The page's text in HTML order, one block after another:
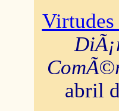
Virtudes
abril